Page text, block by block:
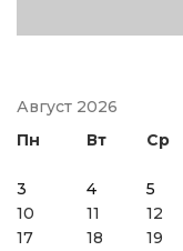
Август 2026
Пн
Вт Ср
3
4 5
10
11 12
17
18 19